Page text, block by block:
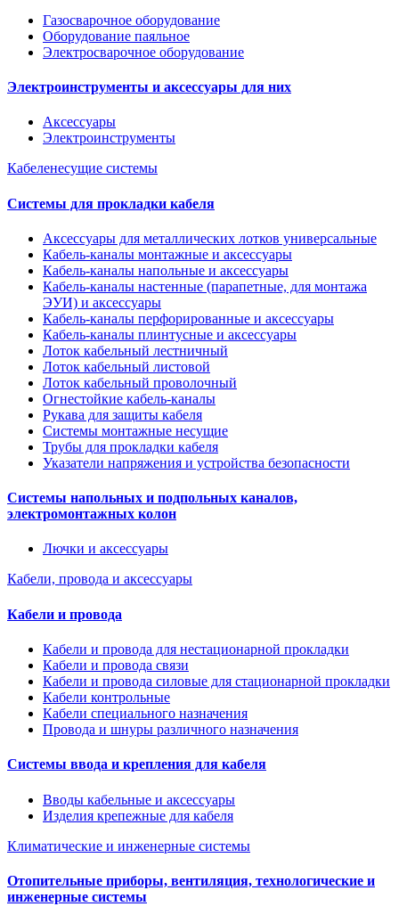
Газосварочное оборудование
Оборудование паяльное
Электросварочное оборудование
Электроинструменты и аксессуары для них
Аксессуары
Электроинструменты
Кабеленесущие системы
Системы для прокладки кабеля
Аксессуары для металлических лотков универсальные
Кабель-каналы монтажные и аксессуары
Кабель-каналы напольные и аксессуары
Кабель-каналы настенные (парапетные, для монтажа
ЭУИ) и аксессуары
Кабель-каналы перфорированные и аксессуары
Кабель-каналы плинтусные и аксессуары
Лоток кабельный лестничный
Лоток кабельный листовой
Лоток кабельный проволочный
Огнестойкие кабель-каналы
Рукава для защиты кабеля
Системы монтажные несущие
Трубы для прокладки кабеля
Указатели напряжения и устройства безопасности
Системы напольных и подпольных каналов,
электромонтажных колон
Лючки и аксессуары
Кабели, провода и аксессуары
Кабели и провода
Кабели и провода для нестационарной прокладки
Кабели и провода связи
Кабели и провода силовые для стационарной прокладки
Кабели контрольные
Кабели специального назначения
Провода и шнуры различного назначения
Системы ввода и крепления для кабеля
Вводы кабельные и аксессуары
Изделия крепежные для кабеля
Климатические и инженерные системы
Отопительные приборы, вентиляция, технологические и
инженерные системы